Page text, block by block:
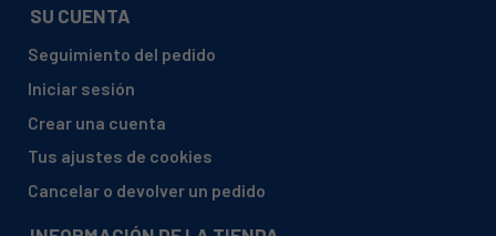
SU CUENTA
Seguimiento del pedido
Iniciar sesión
Crear una cuenta
Tus ajustes de cookies
Cancelar o devolver un pedido